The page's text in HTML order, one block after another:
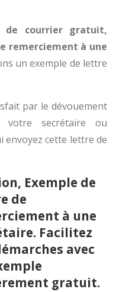
de courrier gratuit,
remerciement à une
un exemple de lettre
par le dévouement
votre secrétaire ou
envoyez cette lettre de
Exemple de
de
à une
Facilitez
avec
gratuit.